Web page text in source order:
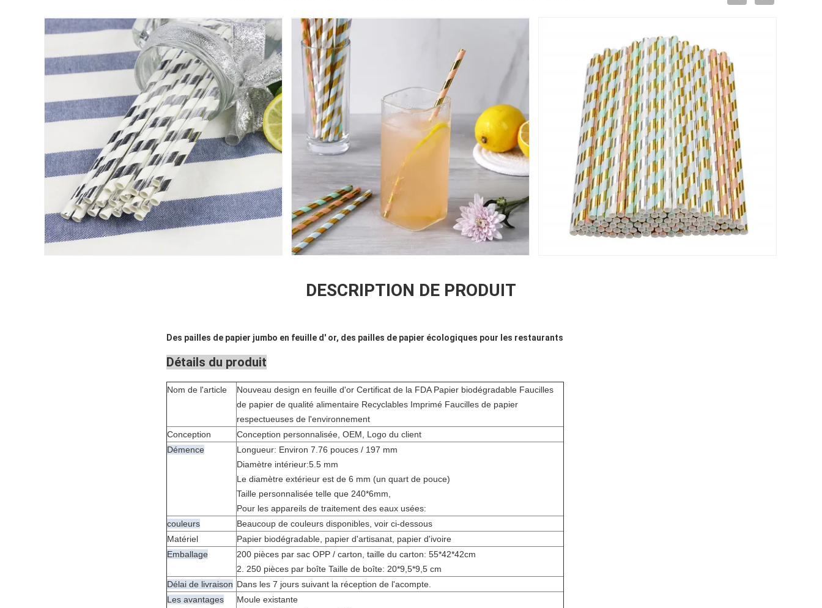
DESCRIPTION DE PRODUIT
Des pailles de papier jumbo en feuille d' or, des pailles de papier écologiques pour les restaurants
Détails du produit
Nom de l'article
Nouveau design en feuille d'or Certificat de la FDA Papier biodégradable Faucilles
de papier de qualité alimentaire Recyclables Imprimé Faucilles de papier
respectueuses de l'environnement
Conception
Conception personnalisée, OEM, Logo du client
Démence
Longueur: Environ 7.76 pouces / 197 mm
Diamètre intérieur:5.5 mm
Le diamètre extérieur est de 6 mm (un quart de pouce)
Taille personnalisée telle que 240*6mm,
Pour les appareils de traitement des eaux usées:
couleurs
Beaucoup de couleurs disponibles, voir ci-dessous
Matériel
Papier biodégradable, papier d'artisanat, papier d'ivoire
Emballage
200 pièces par sac OPP / carton, taille du carton: 55*42*42cm
2. 250 pièces par boîte Taille de boîte: 20*9,5*9,5 cm
Délai de livraison Dans les 7 jours suivant la réception de l'acompte.
Les avantages
Moule existante